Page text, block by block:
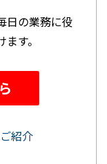
日の業務に役
す。
紹介